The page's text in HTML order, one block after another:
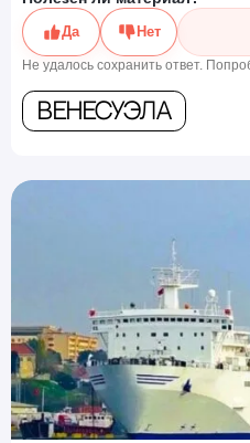
Да Нет
Не удалось сохранить ответ.
Венесуэла